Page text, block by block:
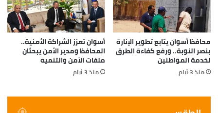
محافظ أسوان يتابع تطوير الإنارة
بنصر النوبة.. ورفع كفاءة الطرق
لخدمة المواطنين
منذ 3 أيام
أسوان تعزز الشراكة الأمنية..
المحافظ ومدير الأمن يبحثان
ملفات الأمن والتنميه
منذ 3 أيام